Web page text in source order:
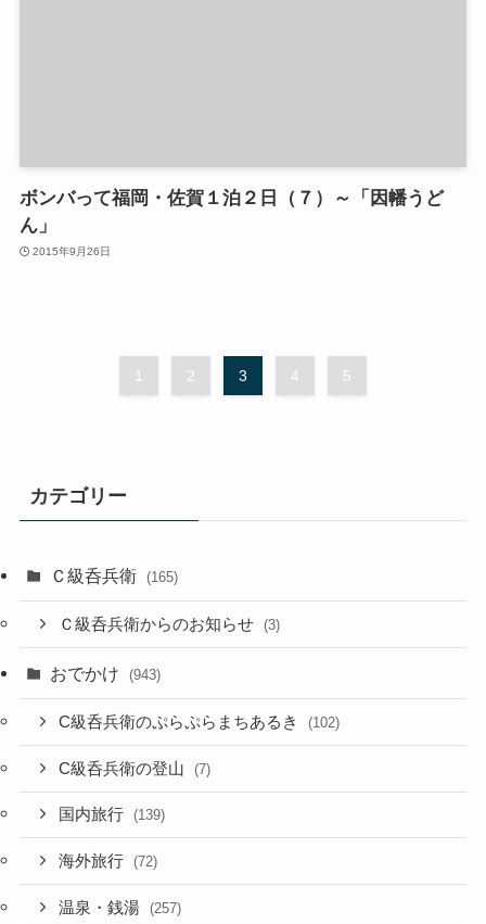
ボンバって福岡・佐賀１泊２日（７）～「因幡うど
ん」
2015年9月26日
1 2 3 4 5
カテゴリー
Ｃ級呑兵衛 (165)
Ｃ級呑兵衛からのお知らせ (3)
おでかけ (943)
C級呑兵衛のぷらぷらまちあるき (102)
C級呑兵衛の登山 (7)
国内旅行 (139)
海外旅行 (72)
温泉・銭湯 (257)